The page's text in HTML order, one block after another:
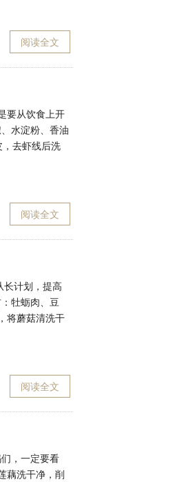
阅读全文
要从饮食上开
水淀粉、香油
去虾线后洗
阅读全文
长计划，提高
牡蛎肉、豆
将蘑菇清洗干
阅读全文
，一定要看
藕洗干净，削